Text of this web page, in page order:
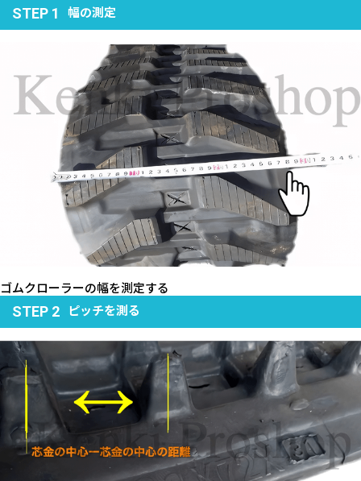
STEP 1 幅の測定
ゴムクローラーの幅を測定する
STEP 2 ピッチを測る